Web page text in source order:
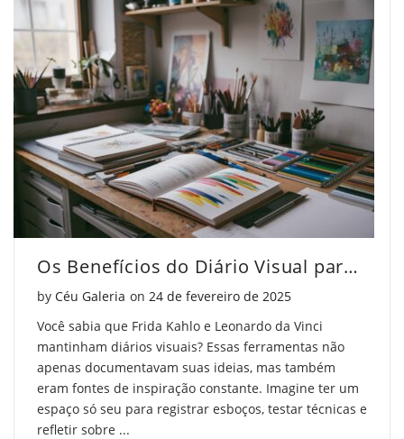
Os Benefícios do Diário Visual para Artistas
by Céu Galeria on Posted on
24 de fevereiro de 2025
Você sabia que Frida Kahlo e Leonardo da Vinci
mantinham diários visuais? Essas ferramentas não
apenas documentavam suas ideias, mas também
eram fontes de inspiração constante. Imagine ter um
espaço só seu para registrar esboços, testar técnicas e
refletir sobre ...